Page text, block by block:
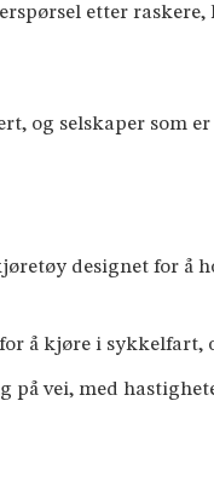
etter
og selskaper som
designet for å
å kjøre i sykkelfart,
på vei, med